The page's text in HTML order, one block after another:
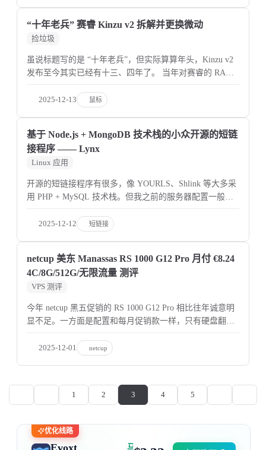
不如说是自
“十年老兵” 赛睿 Kinzu v2 拆解并更换微动
捡垃圾
虽说标题写的是 “十年老兵”，但实际算算年头，Kinzu v2
发布至今其实已经有十三、四年了。 当年对赛睿的 RAW
门的 Kinzu v2 过过瘾。作为接触的第一个大品牌游戏鼠
2025-12-13 鼠标
基于 Node.js + MongoDB 技术栈的小众开源的短链
接程序 —— Lynx
Linux 应用
开源的短链接程序有很多，像 YOURLS、Shlink 等大多采
用 PHP + MySQL 技术栈。但我之前的服务器配置一般，
些环境已经装在服务器上了，因此更倾向于寻找一款
2025-12-12 短链接
netcup 美东 Manassas RS 1000 G12 Pro 月付 €8.24
4C/8G/512G/无限流量 测评
VPS 测评
今年 netcup 黑五促销的 RS 1000 G12 Pro 相比往年诚意明
显不足。一方面是配置和每月促销款一样，只有硬盘翻倍
房，另一方面这次只提供了三个月合约的套餐，以往的单
2025-12-01 netcup
1 2 3 4 5
优化线路
Evoxt 马来西亚 | 电信 GIA + 联通 9929 | 优惠码：AFF2377-DEV